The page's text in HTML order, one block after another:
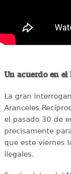
Un acuerdo en
La gran
Aranceles
el pasado 30 de
precisamente
que este viernes
ilegales.